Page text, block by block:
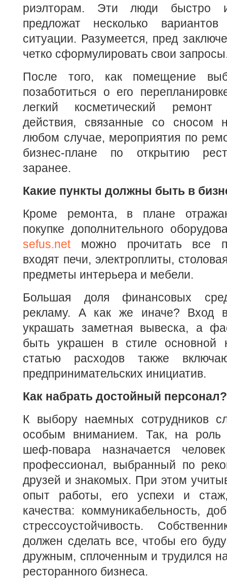
риэлторам. Эти люди быстро
предложат несколько
ситуации. Разумеется, пред
четко сформулировать свои
После того, как помещение
позаботиться о его
легкий косметический
действия, связанные со сносом
любом случае, мероприятия по
бизнес-плане по открытию
заранее.
Какие пункты должны быть в
Кроме ремонта, в плане
покупке дополнительного
sefus.netможно прочитать все
входят печи, электроплиты,
предметы интерьера и мебели.
Большая доля финансовых
рекламу. А как же иначе? Вход
украшать заметная вывеска, а
быть украшен в стиле основной
статью расходов также
предпринимательских инициатив.
Как набрать достойный персонал?
К выбору наемных сотрудников
особым вниманием. Так, на роль
шеф-повара назначается
профессионал, выбранный по
друзей и знакомых. При этом
опыт работы, его успехи и
качества: коммуникабельность,
стрессоустойчивость.
должен сделать все, чтобы его
дружным, сплоченным и трудился
ресторанного бизнеса.